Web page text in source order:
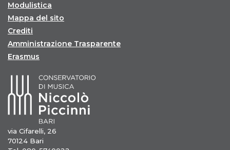
Modulistica
Mappa del sito
Crediti
Amministrazione Trasparente
Erasmus
via Cifarelli, 26
70124 Bari